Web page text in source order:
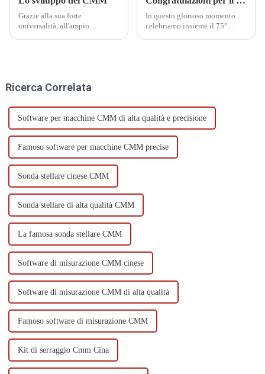
Grazie alla sua forte
universalità, all'ampio
sistemi di produzione flessibili,
di grande...
In questo glorioso momento
celebriamo insieme il 75°
Ricerca Correlata
Software per macchine CMM di alta qualità e precisione
Famoso software per macchine CMM precise
Sonda stellare cinese CMM
Sonda stellare di alta qualità CMM
La famosa sonda stellare CMM
Software di misurazione CMM cinese
Software di misurazione CMM di alta qualità
Famoso software di misurazione CMM
Kit di serraggio Cmm Cina